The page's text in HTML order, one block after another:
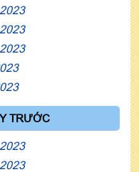
TRƯỚC